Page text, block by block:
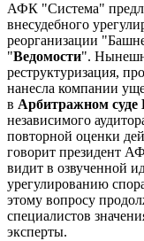
АФК "Система"
внесудебного
реорганизации
"Ведомости".
реструктуризация,
нанесла компании
в Арбитражном
независимого
повторной оценки
говорит президент
видит в озвученной
урегулированию
этому вопросу
специалистов
эксперты.